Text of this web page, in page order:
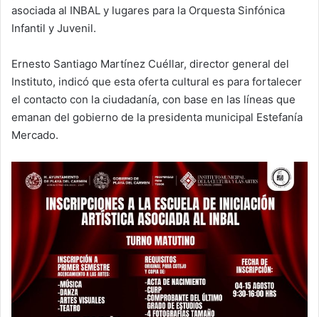
asociada al INBAL y lugares para la Orquesta Sinfónica
Infantil y Juvenil.
Ernesto Santiago Martínez Cuéllar, director general del
Instituto, indicó que esta oferta cultural es para fortalecer
el contacto con la ciudadanía, con base en las líneas que
emanan del gobierno de la presidenta municipal Estefanía
Mercado.